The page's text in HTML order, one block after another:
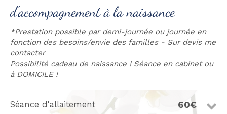
d'accompagnement à la naissance
*Prestation possible par demi-journée ou journée en
fonction des besoins/envie des familles - Sur devis me
contacter
Possibilité cadeau de naissance ! Séance en cabinet ou
à DOMICILE !
Séance d'allaitement 60€